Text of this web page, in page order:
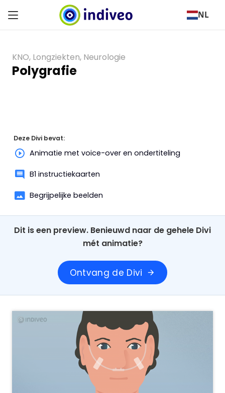
NL
KNO, Longziekten, Neurologie
Polygrafie
Deze Divi bevat:
Animatie met voice-over en ondertiteling
B1 instructiekaarten
Begrijpelijke beelden
Dit is een preview. Benieuwd naar de gehele Divi
mét animatie?
Ontvang de Divi arrow_forward